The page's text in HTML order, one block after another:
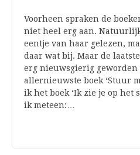
Voorheen spraken de
niet heel erg aan.
eentje van haar gelezen,
daar wat bij. Maar de
erg nieuwsgierig geworden
allernieuwste boek ‘Stuur
ik het boek ‘Ik zie je op het
ik meteen:…